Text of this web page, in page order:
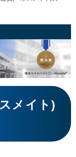
メイト)